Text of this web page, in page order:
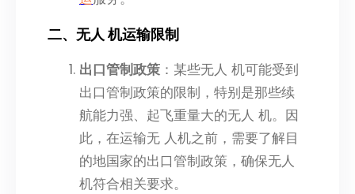
二、无人 机运输限制
出口管制政策 ：某些无人 机可能受到
出口管制政策的限制，特别是那些续
航能力强、起飞重量大的无人 机。因
此，在运输无 人机之前，需要了解目
的地国家的出口管制政策，确保无人
机符合相关要求。